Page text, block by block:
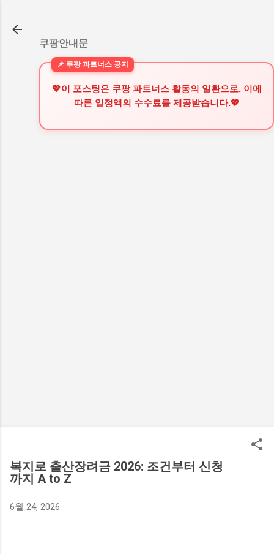
쿠팡안내문
💖이 포스팅은 쿠팡 파트너스 활동의 일환으로, 이에
따른 일정액의 수수료를 제공받습니다.💖
복지로 출산장려금 2026: 조건부터 신청
까지 A to Z
6월 24, 2026